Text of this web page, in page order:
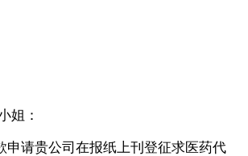
姐：
申请贵公司在报纸上刊登征求医药代